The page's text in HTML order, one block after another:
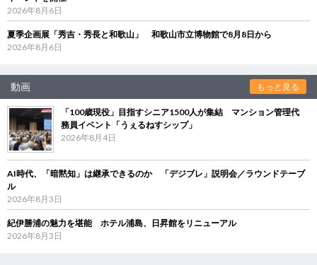
2026年8月6日
夏季企画展「秀吉・秀長と和歌山」 和歌山市立博物館で8月8日から
2026年8月6日
動画 もっと見る
「100歳現役」目指すシニア1500人が集結 マンション管理代
務員イベント「うぇるねすシップ」
2026年8月4日
AI時代、「暗黙知」は継承できるのか 「デジブレ」説明会／ラウンドテーブ
ル
2026年8月3日
紀伊勝浦の魅力を堪能 ホテル浦島、日昇館をリニューアル
2026年8月3日